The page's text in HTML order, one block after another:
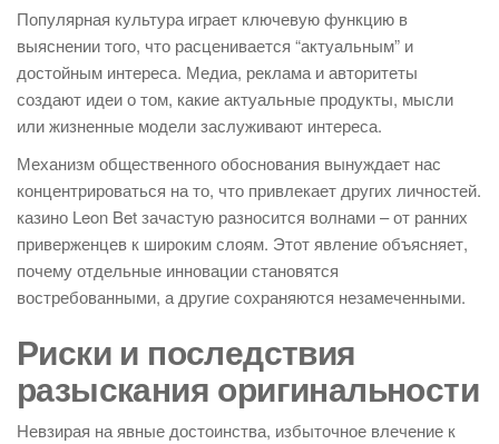
Популярная культура играет ключевую функцию в
выяснении того, что расценивается “актуальным” и
достойным интереса. Медиа, реклама и авторитеты
создают идеи о том, какие актуальные продукты, мысли
или жизненные модели заслуживают интереса.
Механизм общественного обоснования вынуждает нас
концентрироваться на то, что привлекает других личностей.
казино Leon Bet зачастую разносится волнами – от ранних
приверженцев к широким слоям. Этот явление объясняет,
почему отдельные инновации становятся
востребованными, а другие сохраняются незамеченными.
Риски и последствия
разыскания оригинальности
Невзирая на явные достоинства, избыточное влечение к